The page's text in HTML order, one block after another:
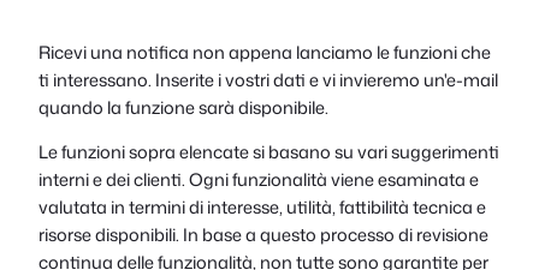
Czech
Ricevi una notifica non appena lanciamo le funzioni che
ti interessano. Inserite i vostri dati e vi invieremo un'e-mail
quando la funzione sarà disponibile.
Le funzioni sopra elencate si basano su vari suggerimenti
interni e dei clienti. Ogni funzionalità viene esaminata e
valutata in termini di interesse, utilità, fattibilità tecnica e
risorse disponibili. In base a questo processo di revisione
continua delle funzionalità, non tutte sono garantite per